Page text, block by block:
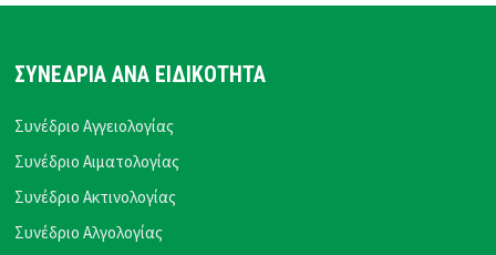
ΣΥΝΕΔΡΙΑ ΑΝΑ ΕΙΔΙΚΟΤΗΤΑ
Συνέδριο Αγγειολογίας
Συνέδριο Αιματολογίας
Συνέδριο Ακτινολογίας
Συνέδριο Αλγολογίας